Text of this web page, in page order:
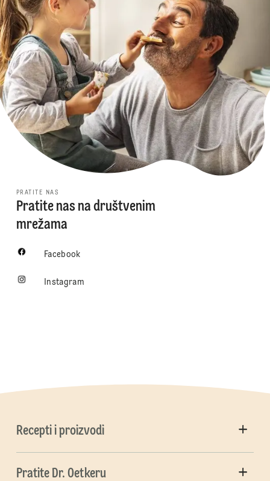
PRATITE NAS
Pratite nas na društvenim
mrežama
Facebook
Instagram
Recepti i proizvodi
Pratite Dr. Oetkeru